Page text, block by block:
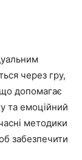
через гру,
що допомагає
та емоційний
методики
забезпечити